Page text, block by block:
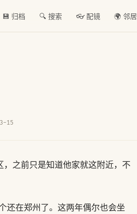
💾 归档 🔍 搜索 👓 配镜 🌍 邻居
15
之前只是知道他家就这附近，不
还在郑州了。这两年偶尔也会坐